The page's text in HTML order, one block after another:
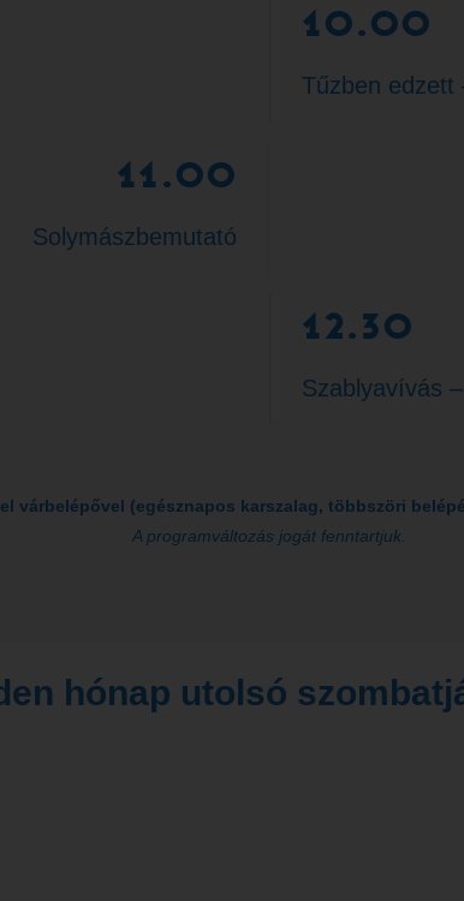
10.00
Tűzben edzett
11.00
Solymászbemutató
12.30
Szablyavívás
várbelépővel (egésznapos karszalag, többszöri
A programváltozás jogát fenntartjuk.
hónap utolsó